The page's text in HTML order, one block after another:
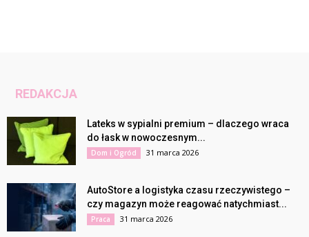
REDAKCJA
Lateks w sypialni premium – dlaczego wraca
do łask w nowoczesnym...
Dom i Ogród 31 marca 2026
AutoStore a logistyka czasu rzeczywistego –
czy magazyn może reagować natychmiast...
Praca 31 marca 2026